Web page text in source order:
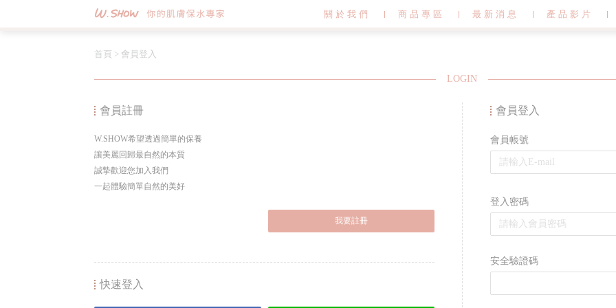
關於我們 商品專區 最新消息 產品影片
首頁 > 會員登入
LOGIN
會員登入
會員帳號
登入密碼
安全驗證碼
會員註冊
W.SHOW希望透過簡單的保養
讓美麗回歸最自然的本質
誠摯歡迎您加入我們
一起體驗簡單自然的美好
快速登入